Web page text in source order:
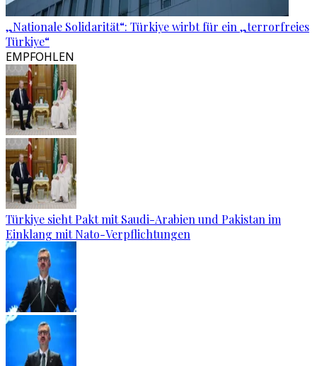
„Nationale Solidarität“: Türkiye wirbt für ein „terrorfreies
Türkiye“
EMPFOHLEN
Türkiye sieht Pakt mit Saudi-Arabien und Pakistan im
Einklang mit Nato-Verpflichtungen